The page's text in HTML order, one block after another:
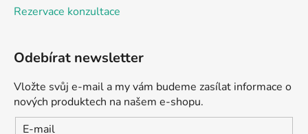
Rezervace konzultace
Odebírat newsletter
Vložte svůj e-mail a my vám budeme zasílat informace o
nových produktech na našem e-shopu.
E-mail